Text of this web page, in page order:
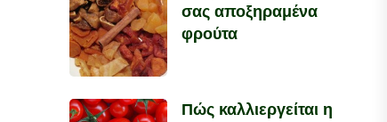
σας αποξηραμένα
φρούτα
Πώς καλλιεργείται η